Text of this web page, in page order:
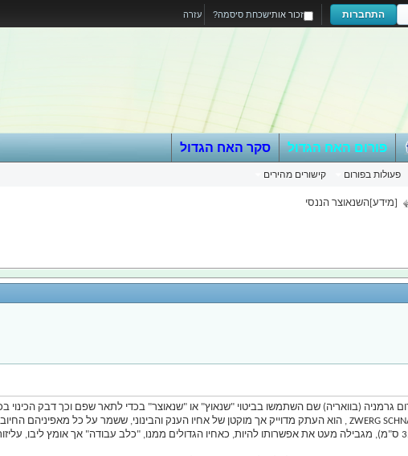
עזרה התחברות זכור אותישכחת סיסמה?
פעולות בפורום קישורים מהירים
פורום האח הגדול סקר האח הגדול
[מידע]השנאוצר הננסי
גרמניה (בוואריה) שם השתמשו בביטוי "שנאוץ" או "שנאוצר" בכדי לתאר שפם וכך דבק
מובן שקומתו הקטנה (גובה שיכמתו אותו עד 35 ס"מ), מגבילה מעט את אפשרותו להיות, כאחיו הגדולים ממנו, "כלב עבודה"